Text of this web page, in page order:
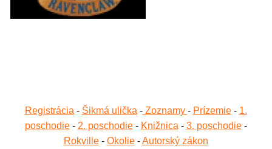
Registrácia- Šikmá ulička-Zoznamy - Prízemie- 1.
poschodie- 2. poschodie- Knižnica- 3. poschodie-
Rokville- Okolie-Autorský zákon